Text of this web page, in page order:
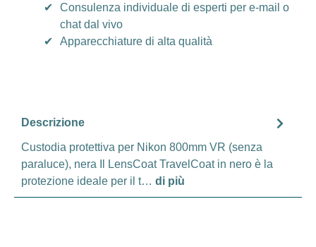
✔
Consulenza individuale di esperti per e-mail o
chat dal vivo
✔
Apparecchiature di alta qualità
Descrizione
Custodia protettiva per Nikon 800mm VR (senza
paraluce), nera Il LensCoat TravelCoat in nero è la
protezione ideale per il t… di più